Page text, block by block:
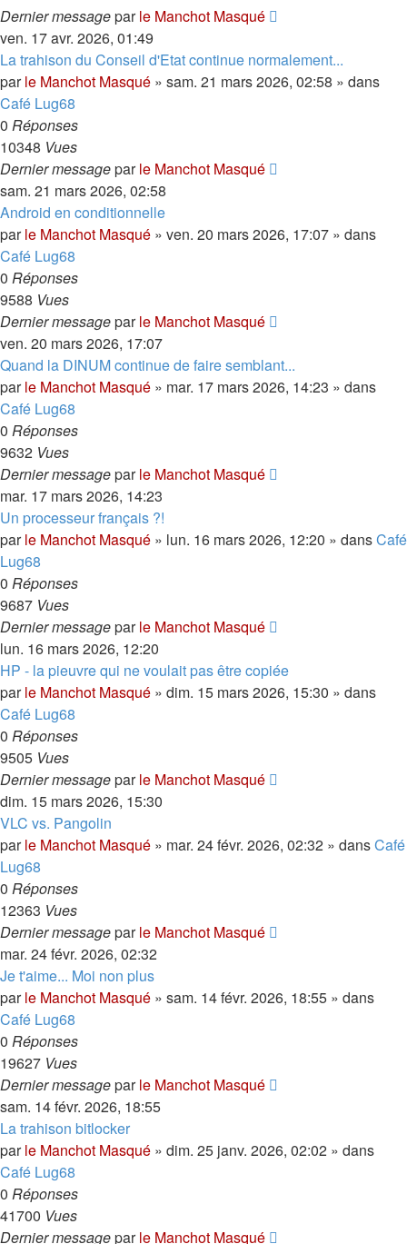
Dernier messageparle Manchot Masqué
ven. 17 avr. 2026, 01:49
La trahison du Conseil d'Etat continue normalement...
parle Manchot Masqué » sam. 21 mars 2026, 02:58 » dans
Café Lug68
0 Réponses
10348 Vues
Dernier messageparle Manchot Masqué
sam. 21 mars 2026, 02:58
Android en conditionnelle
parle Manchot Masqué » ven. 20 mars 2026, 17:07 » dans
Café Lug68
0 Réponses
9588 Vues
Dernier messageparle Manchot Masqué
ven. 20 mars 2026, 17:07
Quand la DINUM continue de faire semblant...
parle Manchot Masqué » mar. 17 mars 2026, 14:23 » dans
Café Lug68
0 Réponses
9632 Vues
Dernier messageparle Manchot Masqué
mar. 17 mars 2026, 14:23
Un processeur français ?!
parle Manchot Masqué » lun. 16 mars 2026, 12:20 » dansCafé
Lug68
0 Réponses
9687 Vues
Dernier messageparle Manchot Masqué
lun. 16 mars 2026, 12:20
HP - la pieuvre qui ne voulait pas être copiée
parle Manchot Masqué » dim. 15 mars 2026, 15:30 » dans
Café Lug68
0 Réponses
9505 Vues
Dernier messageparle Manchot Masqué
dim. 15 mars 2026, 15:30
VLC vs. Pangolin
parle Manchot Masqué » mar. 24 févr. 2026, 02:32 » dansCafé
Lug68
0 Réponses
12363 Vues
Dernier messageparle Manchot Masqué
mar. 24 févr. 2026, 02:32
Je t'aime... Moi non plus
parle Manchot Masqué » sam. 14 févr. 2026, 18:55 » dans
Café Lug68
0 Réponses
19627 Vues
Dernier messageparle Manchot Masqué
sam. 14 févr. 2026, 18:55
La trahison bitlocker
parle Manchot Masqué » dim. 25 janv. 2026, 02:02 » dans
Café Lug68
0 Réponses
41700 Vues
Dernier messageparle Manchot Masqué